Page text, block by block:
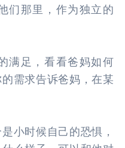
们那里，作为独立的
满足，看看爸妈如何
需求告诉爸妈，在某
小时候自己的恐惧，